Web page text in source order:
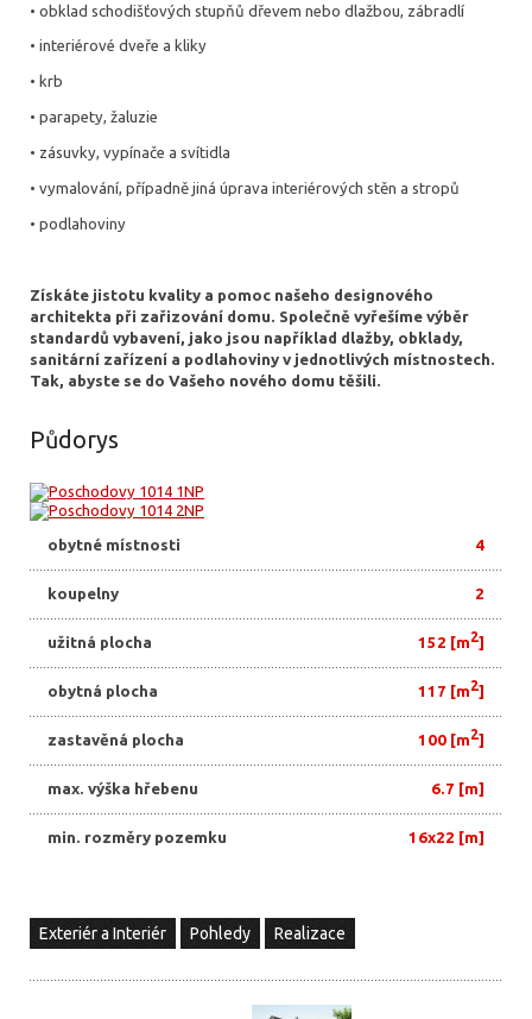
• obklad schodišťových stupňů dřevem nebo dlažbou, zábradlí
• interiérové dveře a kliky
• krb
• parapety, žaluzie
• zásuvky, vypínače a svítidla
• vymalování, případně jiná úprava interiérových stěn a stropů
• podlahoviny
Získáte jistotu kvality a pomoc našeho designového
architekta při zařizování domu. Společně vyřešíme výběr
standardů vybavení, jako jsou například dlažby, obklady,
sanitární zařízení a podlahoviny v jednotlivých místnostech.
Tak, abyste se do Vašeho nového domu těšili.
Půdorys
obytné místnosti 4
koupelny 2
užitná plocha 152 [m2]
obytná plocha 117 [m2]
zastavěná plocha 100 [m2]
max. výška hřebenu 6.7 [m]
min. rozměry pozemku 16x22 [m]
Exteriér a Interiér Pohledy Realizace